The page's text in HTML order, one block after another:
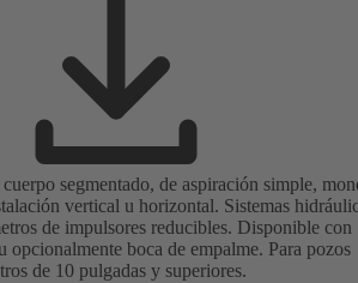
segmentado, de aspiración simple,
vertical u horizontal. Sistemas
de impulsores reducibles. Disponible con
opcionalmente boca de empalme. Para pozos
de 10 pulgadas y superiores.